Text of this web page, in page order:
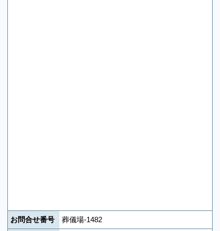
お問合せ番号 葬儀場-1482